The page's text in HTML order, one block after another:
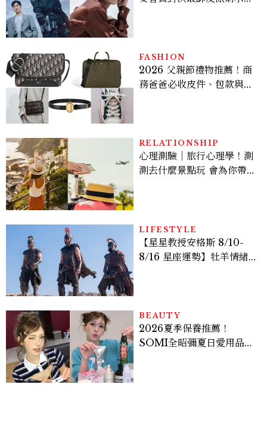
多大？
FASHION
2026 父親節禮物推薦！商
務爸爸必收皮件、包款與鞋
RELATIONSHIP
心理測驗｜旅行心理學！測
測去什麼景點玩 會為你帶來
LIFESTYLE
【星星教授安格斯 8/10-
8/16 星座運勢】牡羊情緒
BEAUTY
2026夏季保養推薦！
SOMI全昭彌夏日愛用品公